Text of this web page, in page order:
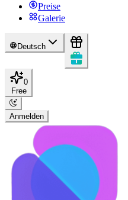
Preise
Galerie
Deutsch
0
Free
Anmelden